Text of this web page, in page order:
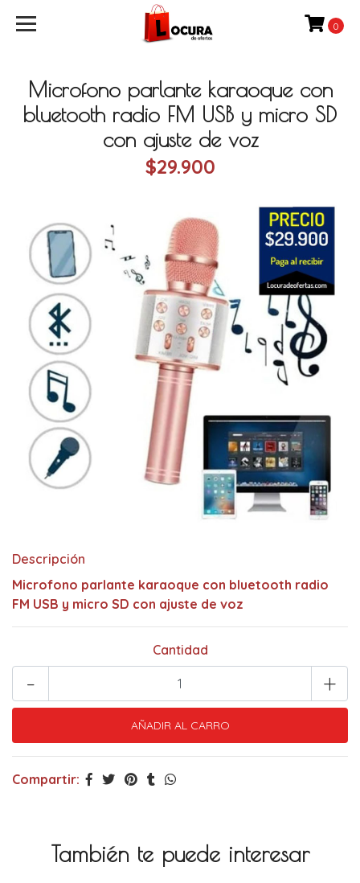
0
Microfono parlante karaoque con
bluetooth radio FM USB y micro SD
con ajuste de voz
$29.900
Descripción
Microfono parlante karaoque con bluetooth radio
FM USB y micro SD con ajuste de voz
Cantidad
+
-
Compartir:
También te puede interesar